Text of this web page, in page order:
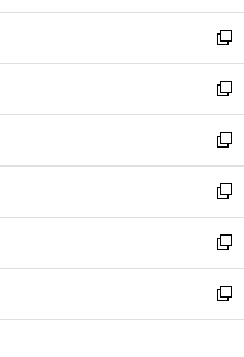
開
く
ウ
で
開
く
ン
ド
ウ
で
開
く
新
し
い
ウ
ィ
ン
ド
ウ
で
開
く
新
し
い
ウ
ィ
ン
ド
ウ
で
開
新
し
い
ウ
ィ
ン
ド
ウ
新
し
い
ウ
ィ
ン
新
し
い
ウ
新
し